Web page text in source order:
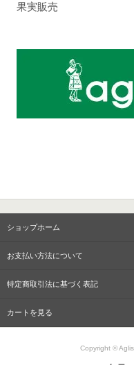
果実販売
ショップホーム
お支払い方法について
特定商取引法に基づく表記
カートを見る
Copyright ©